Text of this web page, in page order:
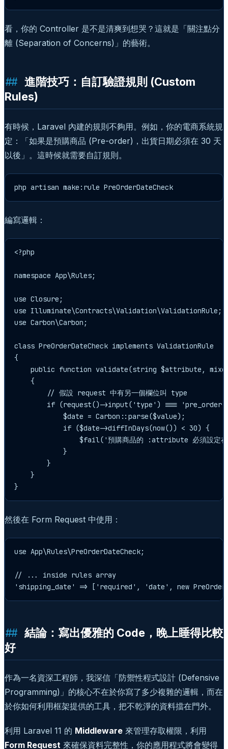
看，你的 Controller 是不是清爽到想哭？這就是「關注點分
離 (Separation of Concerns)」的藝術。
進階技巧：自訂驗證規則 (Custom
Rules)
有時候，Laravel 內建的規則不夠用。例如，你的電商系統規
定：「如果是預購商品 (Pre-order)，出貨日期必須在 30 天
以後」。這時候就需要自訂規則。
php artisan make:rule PreOrderDateCheck
編寫邏輯：
<?php
namespace App\Rules;
use Closure;
use Illuminate\Contracts\Validation\ValidationRule;
use Carbon\Carbon;
class PreOrderDateCheck implements ValidationRule
{
public function validate(string $attribute,
    {
        // 假設 request 中有另一個欄位叫 type
if (request()->input('type') ===
            $date = Carbon::parse($value);
            if ($date->diffInDays(now()) < 30) {
$fail('預購商品的 :attribute 必須設定
            }
        }
    }
然後在 Form Request 中使用：
use App\Rules\PreOrderDateCheck;
// ... inside rules array
結論：寫出優雅的 Code，晚上睡得比較
好
作為一名資深工程師，我深信「防禦性程式設計 (Defensive
Programming)」的核心不在於你寫了多少複雜的邏輯，而在
於你如何利用框架提供的工具，把不乾淨的資料擋在門外。
利用 Laravel 11 的 Middleware 來管理存取權限，利用
Form Request 來確保資料完整性，你的應用程式將會變得